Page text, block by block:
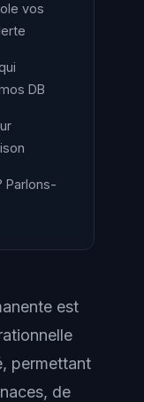
vos
DB
Parlons-
est
permettant
de